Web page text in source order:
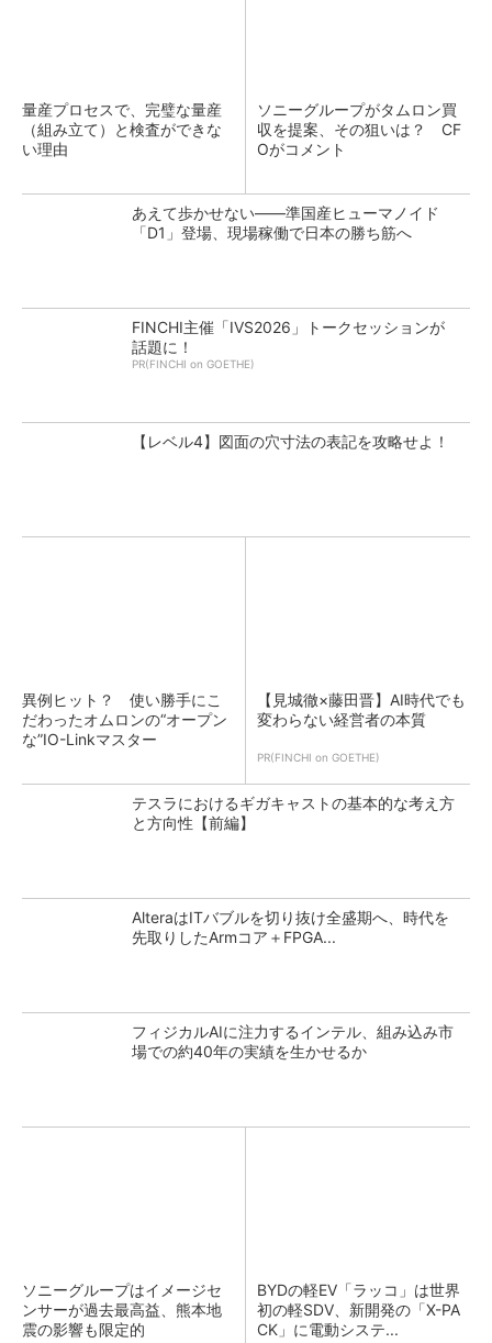
量産プロセスで、完璧な量産
（組み立て）と検査ができな
い理由
ソニーグループがタムロン買
収を提案、その狙いは？ CF
Oがコメント
あえて歩かせない――準国産ヒューマノイド
「D1」登場、現場稼働で日本の勝ち筋へ
FINCHI主催「IVS2026」トークセッションが
話題に！
PR(FINCHI on GOETHE)
【レベル4】図面の穴寸法の表記を攻略せよ！
異例ヒット？ 使い勝手にこ
だわったオムロンの“オープン
な”IO-Linkマスター
【見城徹×藤田晋】AI時代でも
変わらない経営者の本質
PR(FINCHI on GOETHE)
テスラにおけるギガキャストの基本的な考え方
と方向性【前編】
AlteraはITバブルを切り抜け全盛期へ、時代を
先取りしたArmコア＋FPGA...
フィジカルAIに注力するインテル、組み込み市
場での約40年の実績を生かせるか
ソニーグループはイメージセ
ンサーが過去最高益、熊本地
震の影響も限定的
BYDの軽EV「ラッコ」は世界
初の軽SDV、新開発の「X-PA
CK」に電動システ...